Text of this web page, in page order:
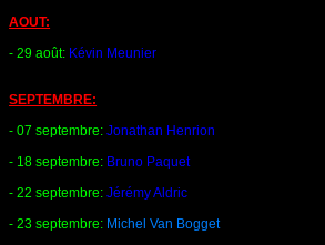
AOUT:
- 29 août: Kévin Meunier
SEPTEMBRE:
- 07 septembre:Jonathan Henrion
- 18 septembre: Bruno Paquet
- 22 septembre:Jérémy Aldric
- 23 septembre: Michel Van Bogget